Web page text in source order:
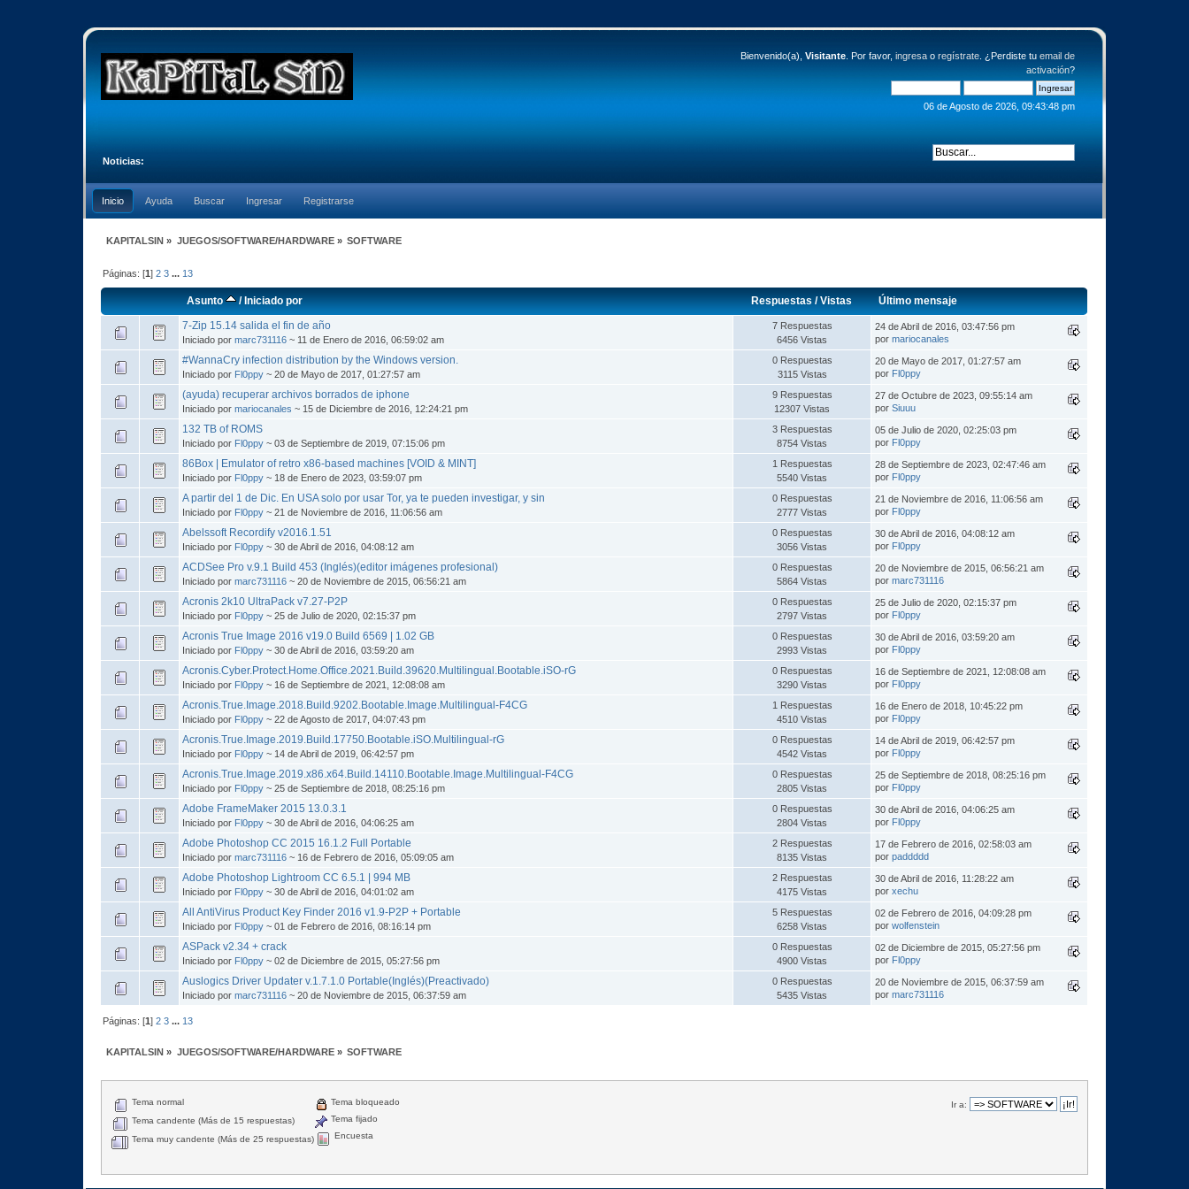
Bienvenido(a), Visitante. Por favor, ingresao regístrate. ¿Perdiste tu email de
activación?
06 de Agosto de 2026, 09:43:48 pm
Noticias:
Inicio Ayuda Buscar Ingresar Registrarse
KAPITALSIN » JUEGOS/SOFTWARE/HARDWARE» SOFTWARE
Páginas: [1]2 3 ... 13
Asunto /Iniciado por Respuestas/Vistas
Último mensaje
7-Zip 15.14 salida el fin de año
Iniciado pormarc731116 ~ 11 de Enero de 2016, 06:59:02 am
7 Respuestas
6456 Vistas
24 de Abril de 2016, 03:47:56 pm
pormariocanales
#WannaCry infection distribution by the Windows version.
Iniciado por Fl0ppy ~ 20 de Mayo de 2017, 01:27:57 am
0 Respuestas
3115 Vistas
20 de Mayo de 2017, 01:27:57 am
por Fl0ppy
(ayuda) recuperar archivos borrados de iphone
Iniciado pormariocanales ~ 15 de Diciembre de 2016, 12:24:21 pm
9 Respuestas
12307 Vistas
27 de Octubre de 2023, 09:55:14 am
porSiuuu
132 TB of ROMS
Iniciado por Fl0ppy ~ 03 de Septiembre de 2019, 07:15:06 pm
3 Respuestas
8754 Vistas
05 de Julio de 2020, 02:25:03 pm
por Fl0ppy
86Box | Emulator of retro x86-based machines [VOID & MINT]
Iniciado por Fl0ppy ~ 18 de Enero de 2023, 03:59:07 pm
1 Respuestas
5540 Vistas
28 de Septiembre de 2023, 02:47:46 am
por Fl0ppy
A partir del 1 de Dic. En USA solo por usar Tor, ya te pueden investigar, y sin
Iniciado por Fl0ppy ~ 21 de Noviembre de 2016, 11:06:56 am
0 Respuestas
2777 Vistas
21 de Noviembre de 2016, 11:06:56 am
por Fl0ppy
Abelssoft Recordify v2016.1.51
Iniciado por Fl0ppy ~ 30 de Abril de 2016, 04:08:12 am
0 Respuestas
3056 Vistas
30 de Abril de 2016, 04:08:12 am
por Fl0ppy
ACDSee Pro v.9.1 Build 453 (Inglés)(editor imágenes profesional)
Iniciado pormarc731116 ~ 20 de Noviembre de 2015, 06:56:21 am
0 Respuestas
5864 Vistas
20 de Noviembre de 2015, 06:56:21 am
pormarc731116
Acronis 2k10 UltraPack v7.27-P2P
Iniciado por Fl0ppy ~ 25 de Julio de 2020, 02:15:37 pm
0 Respuestas
2797 Vistas
25 de Julio de 2020, 02:15:37 pm
por Fl0ppy
Acronis True Image 2016 v19.0 Build 6569 | 1.02 GB
Iniciado por Fl0ppy ~ 30 de Abril de 2016, 03:59:20 am
0 Respuestas
2993 Vistas
30 de Abril de 2016, 03:59:20 am
por Fl0ppy
Acronis.Cyber.Protect.Home.Office.2021.Build.39620.Multilingual.Bootable.iSO-rG
Iniciado por Fl0ppy ~ 16 de Septiembre de 2021, 12:08:08 am
0 Respuestas
3290 Vistas
16 de Septiembre de 2021, 12:08:08 am
por Fl0ppy
Acronis.True.Image.2018.Build.9202.Bootable.Image.Multilingual-F4CG
Iniciado por Fl0ppy ~ 22 de Agosto de 2017, 04:07:43 pm
1 Respuestas
4510 Vistas
16 de Enero de 2018, 10:45:22 pm
por Fl0ppy
Acronis.True.Image.2019.Build.17750.Bootable.iSO.Multilingual-rG
Iniciado por Fl0ppy ~ 14 de Abril de 2019, 06:42:57 pm
0 Respuestas
4542 Vistas
14 de Abril de 2019, 06:42:57 pm
por Fl0ppy
Acronis.True.Image.2019.x86.x64.Build.14110.Bootable.Image.Multilingual-F4CG
Iniciado por Fl0ppy ~ 25 de Septiembre de 2018, 08:25:16 pm
0 Respuestas
2805 Vistas
25 de Septiembre de 2018, 08:25:16 pm
por Fl0ppy
Adobe FrameMaker 2015 13.0.3.1
Iniciado por Fl0ppy ~ 30 de Abril de 2016, 04:06:25 am
0 Respuestas
2804 Vistas
30 de Abril de 2016, 04:06:25 am
por Fl0ppy
Adobe Photoshop CC 2015 16.1.2 Full Portable
Iniciado pormarc731116 ~ 16 de Febrero de 2016, 05:09:05 am
2 Respuestas
8135 Vistas
17 de Febrero de 2016, 02:58:03 am
porpaddddd
Adobe Photoshop Lightroom CC 6.5.1 | 994 MB
Iniciado por Fl0ppy ~ 30 de Abril de 2016, 04:01:02 am
2 Respuestas
4175 Vistas
30 de Abril de 2016, 11:28:22 am
porxechu
All AntiVirus Product Key Finder 2016 v1.9-P2P + Portable
Iniciado por Fl0ppy ~ 01 de Febrero de 2016, 08:16:14 pm
5 Respuestas
6258 Vistas
02 de Febrero de 2016, 04:09:28 pm
porwolfenstein
ASPack v2.34 + crack
Iniciado por Fl0ppy ~ 02 de Diciembre de 2015, 05:27:56 pm
0 Respuestas
4900 Vistas
02 de Diciembre de 2015, 05:27:56 pm
por Fl0ppy
Auslogics Driver Updater v.1.7.1.0 Portable(Inglés)(Preactivado)
Iniciado pormarc731116 ~ 20 de Noviembre de 2015, 06:37:59 am
0 Respuestas
5435 Vistas
20 de Noviembre de 2015, 06:37:59 am
pormarc731116
Páginas: [1]2 3 ... 13
KAPITALSIN » JUEGOS/SOFTWARE/HARDWARE» SOFTWARE
Ir a:
Tema normal
Tema candente (Más de 15 respuestas)
Tema muy candente (Más de 25 respuestas)
Tema bloqueado
Tema fijado
Encuesta